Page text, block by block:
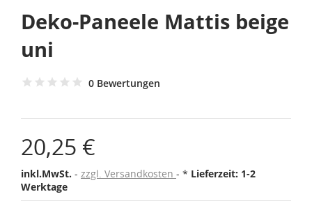
Deko-Paneele Mattis beige
uni
0 Bewertungen
20,25 €
inkl.MwSt. zzgl. Versandkosten * Lieferzeit: 1-2
Werktage